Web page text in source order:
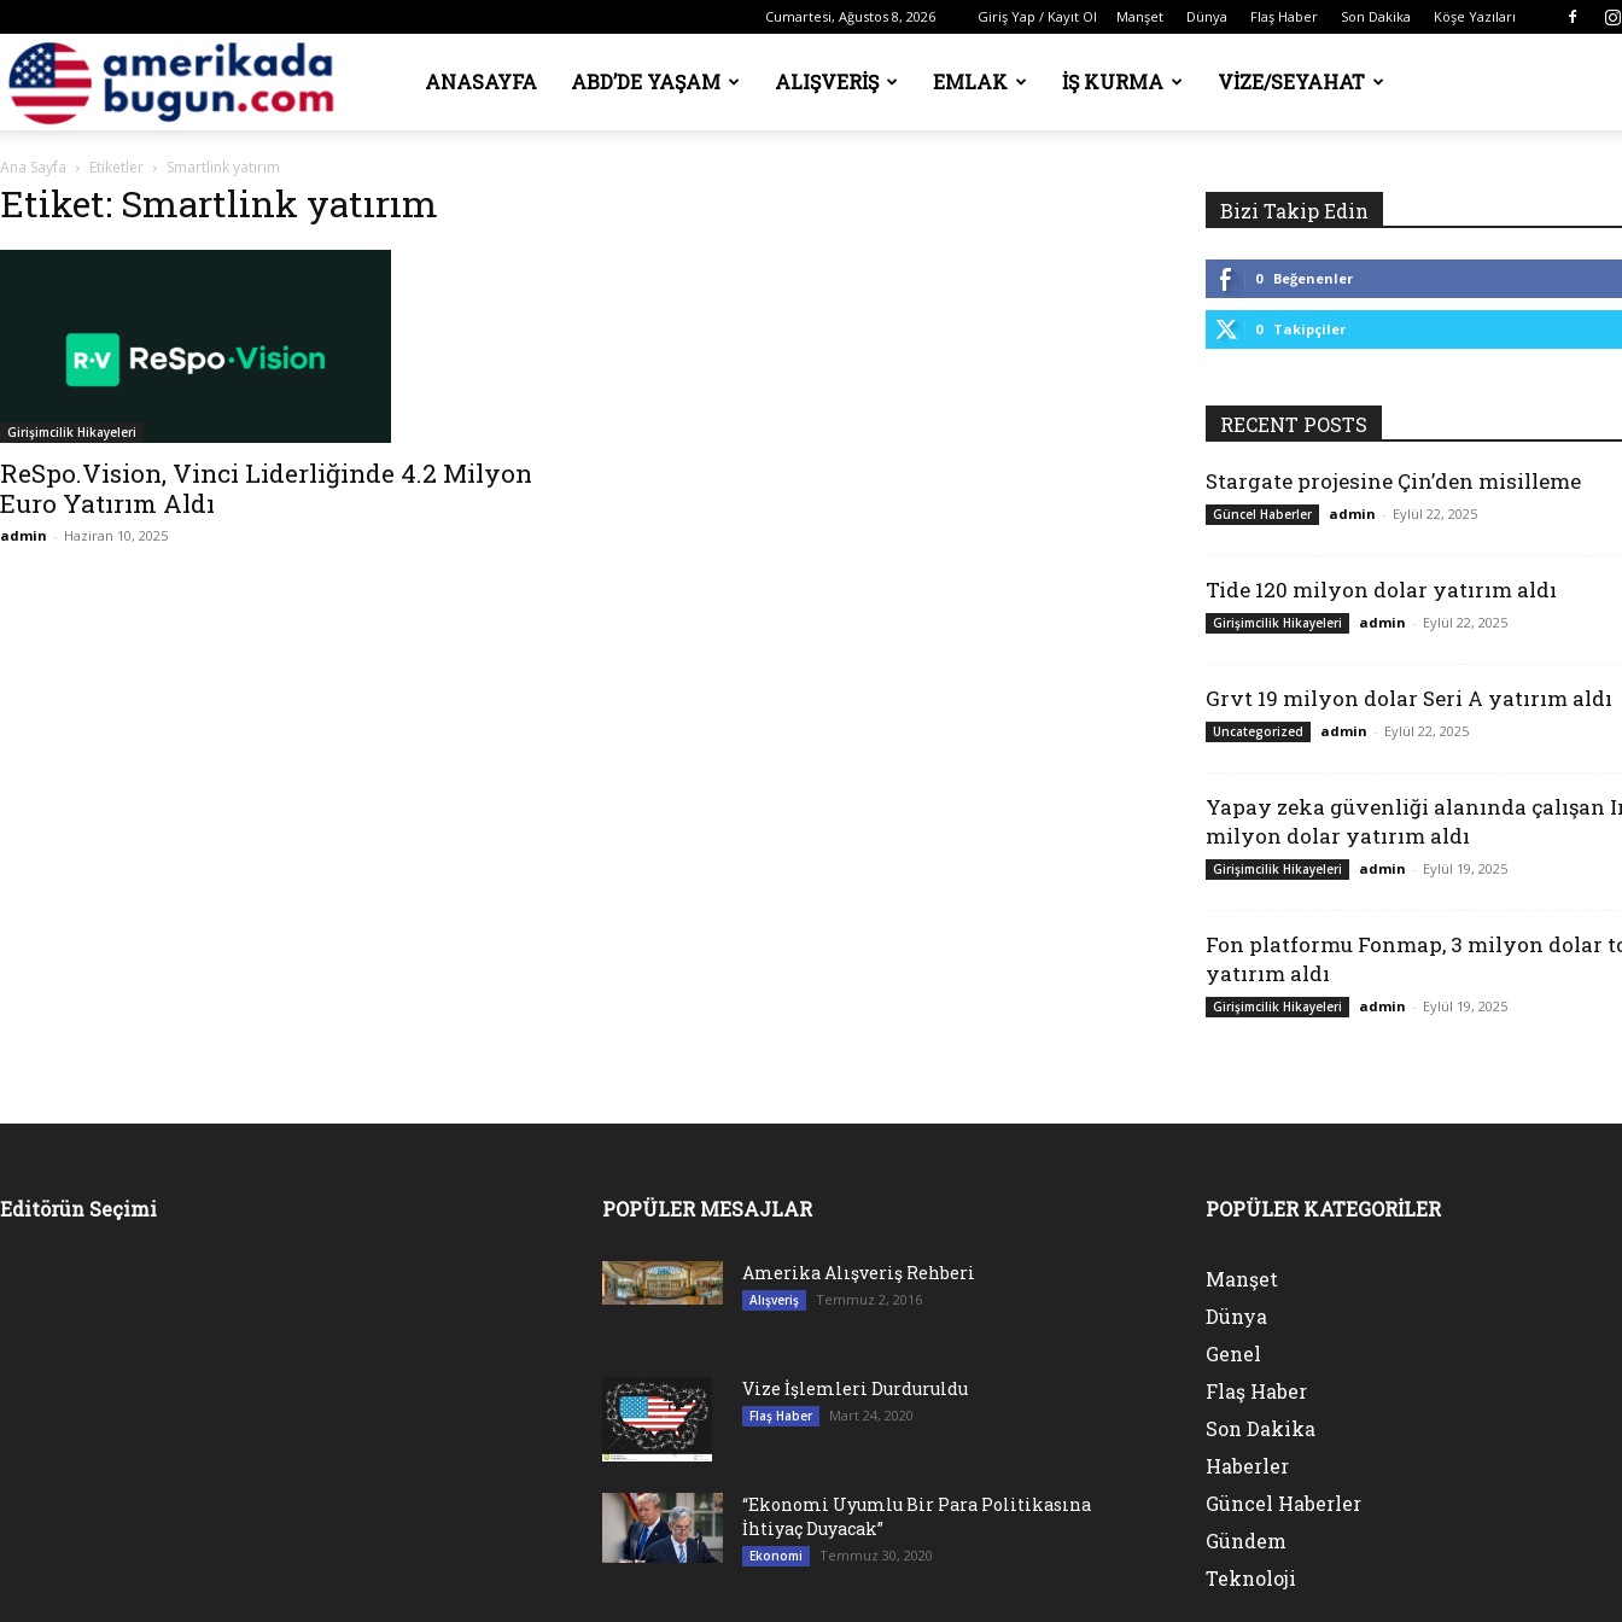
Cumartesi, Ağustos 8, 2026 Giriş Yap / Kayıt Ol Manşet Dünya Flaş Haber Son Dakika Köşe Yazıları
Amerika’daANASAYFA ABD’DE YAŞAM ALIŞVERIŞ EMLAK İŞ KURMA VIZE/SEYAHAT
Ana Sayfa Etiketler Smartlink yatırım
Etiket: Smartlink yatırım
Girişimcilik Hikayeleri
ReSpo.Vision, Vinci Liderliğinde 4.2 Milyon
Euro Yatırım Aldı
admin - Haziran 10, 2025
Bizi Takip Edin
0 Beğenenler
0 Takipçiler
RECENT POSTS
Stargate projesine Çin’den misilleme
Güncel Haberler admin - Eylül 22, 2025
Tide 120 milyon dolar yatırım aldı
Girişimcilik Hikayeleri admin - Eylül 22, 2025
Grvt 19 milyon dolar Seri A yatırım aldı
Uncategorized admin - Eylül 22, 2025
Yapay zeka güvenliği alanında çalışan
milyon dolar yatırım aldı
Girişimcilik Hikayeleri admin - Eylül 19, 2025
Fon platformu Fonmap, 3 milyon dolar
yatırım aldı
Girişimcilik Hikayeleri admin - Eylül 19, 2025
Editörün Seçimi POPÜLER MESAJLAR
Amerika Alışveriş Rehberi
Alışveriş Temmuz 2, 2016
Vize İşlemleri Durduruldu
Flaş Haber Mart 24, 2020
“Ekonomi Uyumlu Bir Para Politikasına
İhtiyaç Duyacak”
Ekonomi Temmuz 30, 2020
POPÜLER KATEGORİLER
Manşet
Dünya
Genel
Flaş Haber
Son Dakika
Haberler
Güncel Haberler
Gündem
Teknoloji